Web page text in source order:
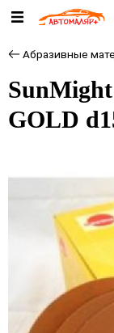
Абразивные
GOLD